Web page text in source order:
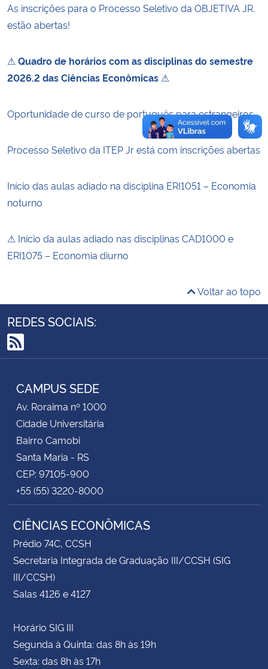
Banco Central do Brasil
As inscrições para o Processo Seletivo da OBJETIVA JR.
estão abertas!
⚠ Quadro de horários com as disciplinas do semestre
2026.2 das Ciências Econômicas ⚠
Oportunidade de curso de português para estrangeiros
Processo Seletivo da ITEP Jr está com inscrições abertas
Início das aulas adiado na disciplina ERI1051 – Economia
noturno
⚠ Início da aulas adiado nas disciplinas CAD1000 e
ERI1075 – Economia diurno
Voltar ao topo
REDES SOCIAIS:
RSS
CAMPUS SEDE
Av. Roraima nº 1000
Cidade Universitária
Bairro Camobi
Santa Maria - RS
CEP: 97105-900
+55 (55) 3220-8000
CIÊNCIAS ECONÔMICAS
Prédio 74C, CCSH
Secretaria Integrada de Graduação III/CCSH (SIG
III/CCSH)
Salas 4126 e 4127
Horário SIG III
Segunda à Quinta: das 8h às 19h
Sexta: das 8h às 17h